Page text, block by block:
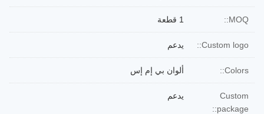
MOQ:: 1 قطعة
Custom logo:: يدعم
Colors:: ألوان بي إم إس
Custom
package::
يدعم